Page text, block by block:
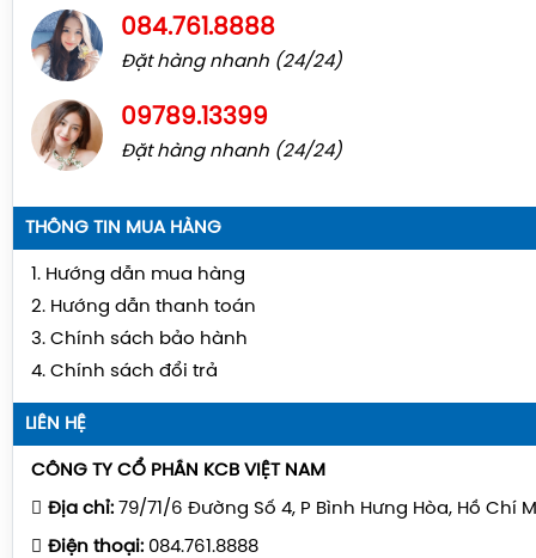
084.761.8888
Đặt hàng nhanh (24/24)
09789.13399
Đặt hàng nhanh (24/24)
THÔNG TIN MUA HÀNG
1. Hướng dẫn mua hàng
2. Hướng dẫn thanh toán
3. Chính sách bảo hành
4. Chính sách đổi trả
LIÊN HỆ
CÔNG TY CỔ PHẦN KCB VIỆT NAM
Địa chỉ: 79/71/6 Đường Số 4, P Bình Hưng Hòa, Hồ Chí
Điện thoại: 084.761.8888